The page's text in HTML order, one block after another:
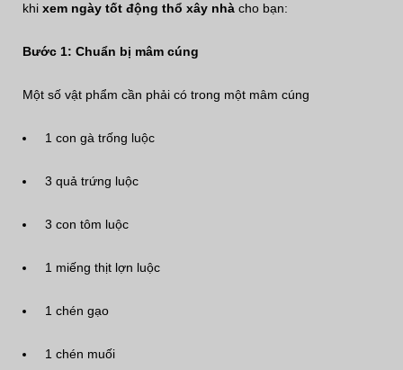
khi xem ngày tốt động thổ xây nhà cho bạn:
Bước 1: Chuẩn bị mâm cúng
Một số vật phẩm cần phải có trong một mâm cúng
1 con gà trống luộc
3 quả trứng luộc
3 con tôm luộc
1 miếng thịt lợn luộc
1 chén gạo
1 chén muối